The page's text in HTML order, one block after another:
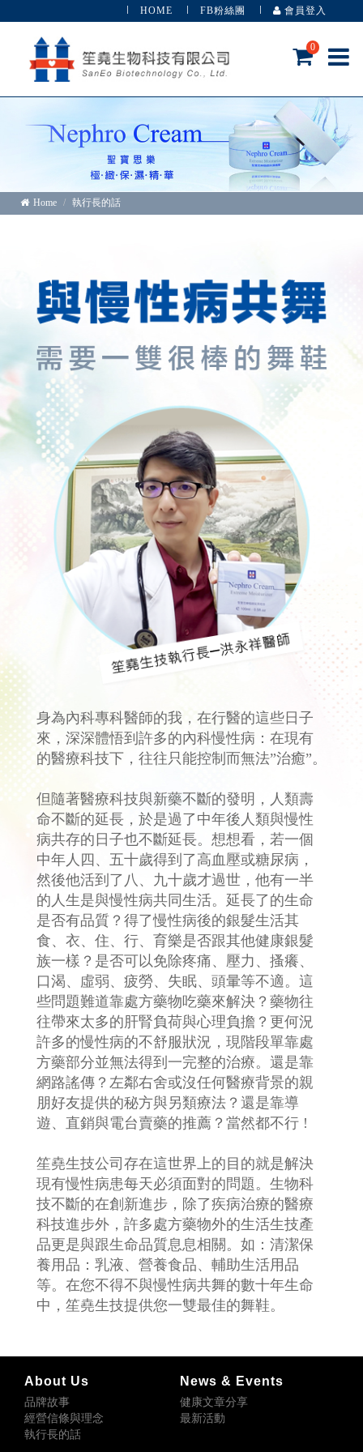
0
HOME FB粉絲團 會員登入
Home 執行長的話
身為內科專科醫師的我，在行醫的這些日子
來，深深體悟到許多的內科慢性病：在現有
的醫療科技下，往往只能控制而無法”治癒”。
但隨著醫療科技與新藥不斷的發明，人類壽
命不斷的延長，於是過了中年後人類與慢性
病共存的日子也不斷延長。想想看，若一個
中年人四、五十歲得到了高血壓或糖尿病，
然後他活到了八、九十歲才過世，他有一半
的人生是與慢性病共同生活。延長了的生命
是否有品質？得了慢性病後的銀髮生活其
食、衣、住、行、育樂是否跟其他健康銀髮
族一樣？是否可以免除疼痛、壓力、搔癢、
口渴、虛弱、疲勞、失眠、頭暈等不適。這
些問題難道靠處方藥物吃藥來解決？藥物往
往帶來太多的肝腎負荷與心理負擔？更何況
許多的慢性病的不舒服狀況，現階段單靠處
方藥部分並無法得到一完整的治療。還是靠
網路謠傳？左鄰右舍或沒任何醫療背景的親
朋好友提供的秘方與另類療法？還是靠導
遊、直銷與電台賣藥的推薦？當然都不行 !
笙堯生技公司存在這世界上的目的就是解決
現有慢性病患每天必須面對的問題。生物科
技不斷的在創新進步，除了疾病治療的醫療
科技進步外，許多處方藥物外的生活生技產
品更是與跟生命品質息息相關。如：清潔保
養用品：乳液、營養食品、輔助生活用品
等。在您不得不與慢性病共舞的數十年生命
中，笙堯生技提供您一雙最佳的舞鞋。
About Us
品牌故事
經營信條與理念
執行長的話
News & Events
健康文章分享
最新活動